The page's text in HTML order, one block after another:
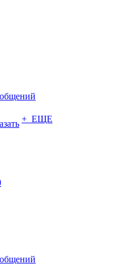
+ ЕЩЕ